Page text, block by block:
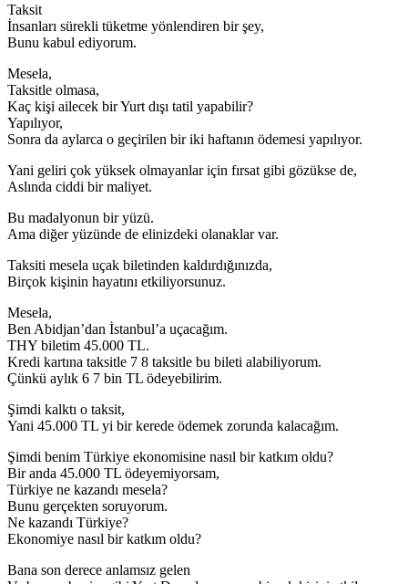
Taksit
İnsanları sürekli tüketme yönlendiren bir şey,
Bunu kabul ediyorum.
Mesela,
Taksitle olmasa,
Kaç kişi ailecek bir Yurt dışı tatil yapabilir?
Yapılıyor,
Sonra da aylarca o geçirilen bir iki haftanın ödemesi yapılıyor.
Yani geliri çok yüksek olmayanlar için fırsat gibi gözükse de,
Aslında ciddi bir maliyet.
Bu madalyonun bir yüzü.
Ama diğer yüzünde de elinizdeki olanaklar var.
Taksiti mesela uçak biletinden kaldırdığınızda,
Birçok kişinin hayatını etkiliyorsunuz.
Mesela,
Ben Abidjan’dan İstanbul’a uçacağım.
THY biletim 45.000 TL.
Kredi kartına taksitle 7 8 taksitle bu bileti alabiliyorum.
Çünkü aylık 6 7 bin TL ödeyebilirim.
Şimdi kalktı o taksit,
Yani 45.000 TL yi bir kerede ödemek zorunda kalacağım.
Şimdi benim Türkiye ekonomisine nasıl bir katkım oldu?
Bir anda 45.000 TL ödeyemiyorsam,
Türkiye ne kazandı mesela?
Bunu gerçekten soruyorum.
Ne kazandı Türkiye?
Ekonomiye nasıl bir katkım oldu?
Bana son derece anlamsız gelen